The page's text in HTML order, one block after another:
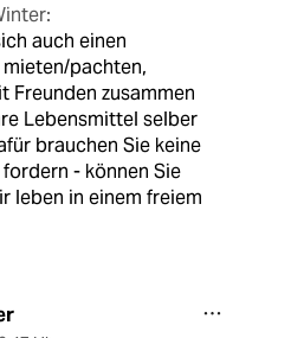
auch einen
pachten,
Freunden zusammen
Lebensmittel selber
brauchen Sie keine
- können Sie
leben in einem freiem